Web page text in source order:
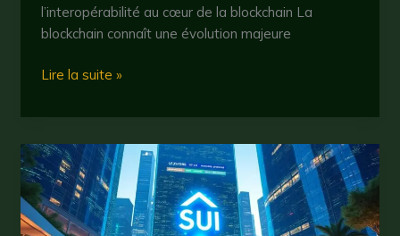
l’interopérabilité au cœur de la blockchain La
blockchain connaît une évolution majeure
Quant
:
comprendre
sur
le
jeton
Lire la suite »